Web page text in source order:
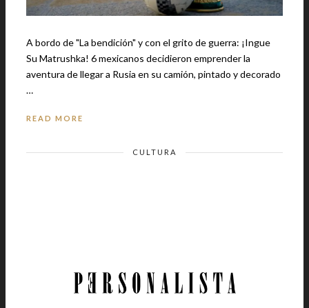
A bordo de "La bendición" y con el grito de guerra: ¡Ingue
Su Matrushka! 6 mexicanos decidieron emprender la
aventura de llegar a Rusia en su camión, pintado y decorado
…
READ MORE
CULTURA